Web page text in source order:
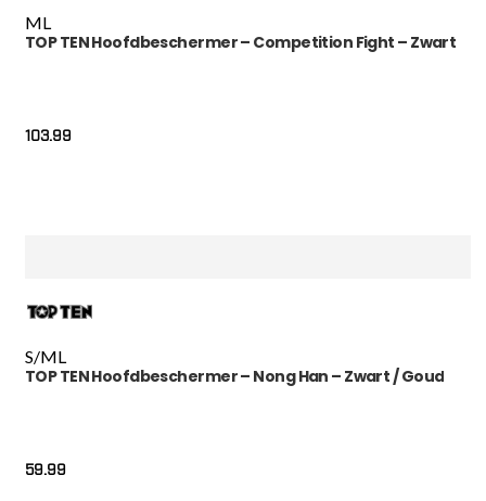
ML
TOP TEN Hoofdbeschermer – Competition Fight – Zwart
103.99
S/ML
TOP TEN Hoofdbeschermer – Nong Han – Zwart / Goud
59.99